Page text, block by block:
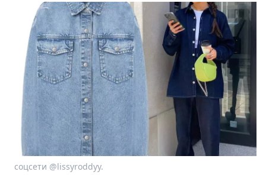
соцсети @lissyroddyy.